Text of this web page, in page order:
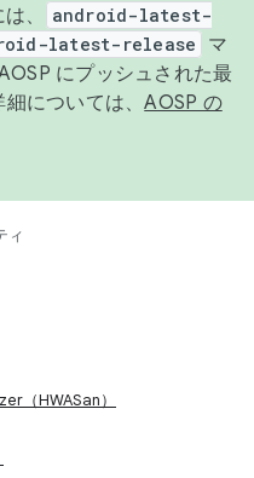
、
android-latest-
latest-release
マ
にプッシュされた最
については、AOSP の
ィ
（HWASan）